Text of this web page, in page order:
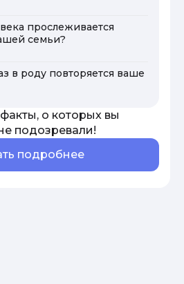
прослеживается
семьи?
в роду повторяется ваше
о которых вы
подозревали!
подробнее